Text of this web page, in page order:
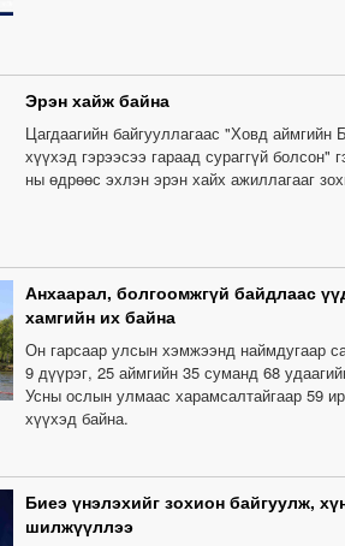
Эрэн хайж байна
Цагдаагийн байгууллагаас "Ховд аймгийн
хүүхэд гэрээсээ гараад сураггүй
ны өдрөөс эхлэн эрэн хайх ажиллагааг
Анхаарал, болгоомжгүй байдлаас
хамгийн их байна
Он гарсаар улсын хэмжээнд наймдугаар
9 дүүрэг, 25 аймгийн 35 суманд 68
Усны ослын улмаас харамсалтайгаар 59
хүүхэд байна.
Биеэ үнэлэхийг зохион байгуулж,
шилжүүллээ